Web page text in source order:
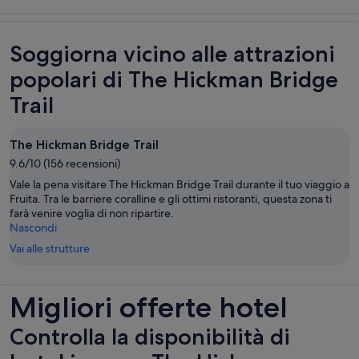
Soggiorna vicino alle attrazioni
popolari di The Hickman Bridge
Trail
The Hickman Bridge Trail
9.6/10 (156 recensioni)
Vale la pena visitare The Hickman Bridge Trail durante il tuo viaggio a
Fruita. Tra le barriere coralline e gli ottimi ristoranti, questa zona ti
farà venire voglia di non ripartire.
Nascondi
Vai alle strutture
Migliori offerte hotel
Controlla la disponibilità di